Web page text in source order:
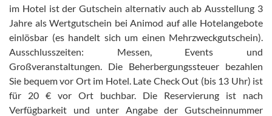
im Hotel ist der Gutschein alternativ auch ab Ausstellung 3
Jahre als Wertgutschein bei Animod auf alle Hotelangebote
einlösbar (es handelt sich um einen Mehrzweckgutschein)
Ausschlusszeiten: Messen, Events und
Großveranstaltungen
Die Beherbergungssteuer bezahlen
Sie bequem vor Ort im Hotel Late Check Out (bis 13 Uhr) ist
für 20 € vor Ort buchbar. Die Reservierung ist nach
Verfügbarkeit und unter Angabe der Gutscheinnummer